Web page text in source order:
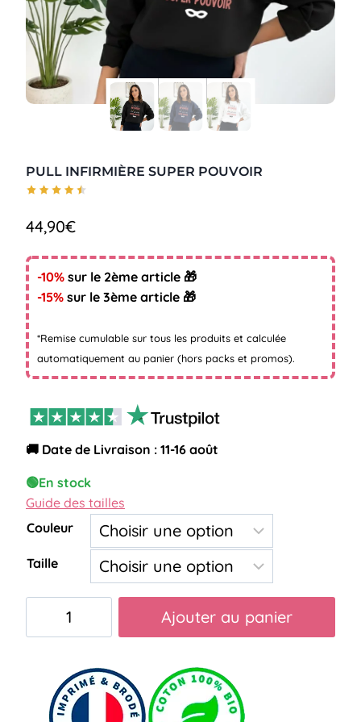
PULL INFIRMIÈRE SUPER POUVOIR
44,90€
-10% sur le 2ème article 🎁
-15% sur le 3ème article 🎁
*Remise cumulable sur tous les produits et calculée
automatiquement au panier (hors packs et promos).
🚚 Date de Livraison : 11-16 août
🟢En stock
Guide des tailles
Couleur
Taille
infirmière
super
pouvoir
Ajouter au panier